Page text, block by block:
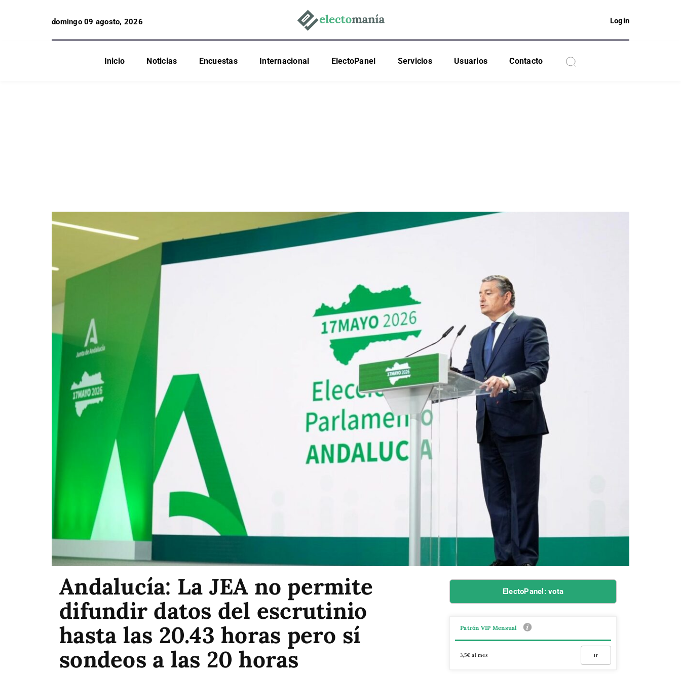
domingo 09 agosto, 2026 Login
Inicio Noticias Encuestas Internacional ElectoPanel Servicios Usuarios Contacto
Andalucía: La JEA no permite
difundir datos del escrutinio
hasta las 20.43 horas pero sí
sondeos a las 20 horas
ElectoPanel: vota
Patrón VIP Mensual
3,5€ al mes Ir